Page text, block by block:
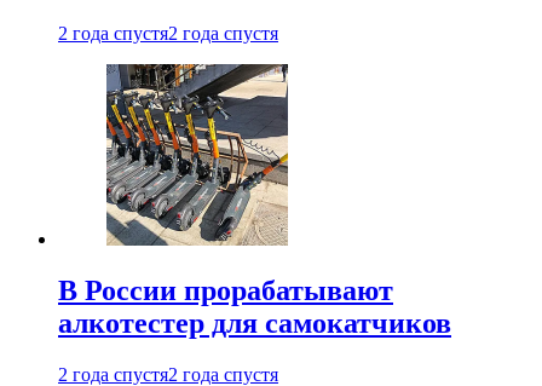
2 года спустя2 года спустя
В России прорабатывают
алкотестер для самокатчиков
2 года спустя2 года спустя